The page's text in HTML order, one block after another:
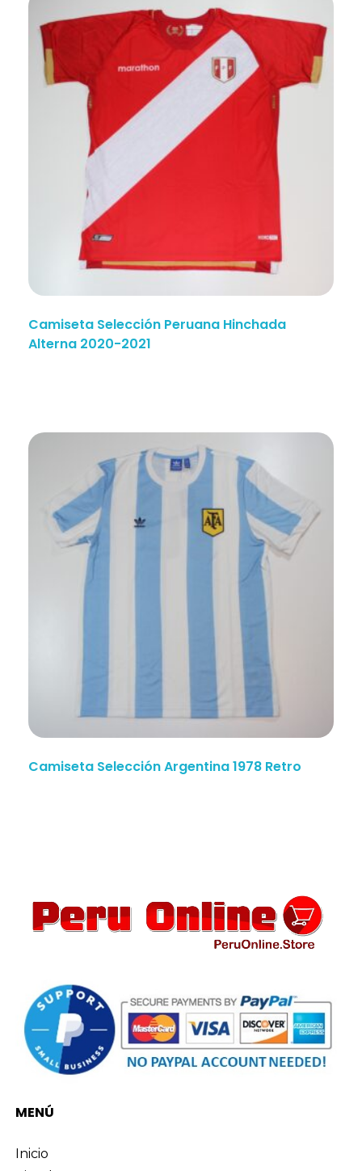
Camiseta Selección Peruana Hinchada
Alterna 2020-2021
Camiseta Selección Argentina 1978 Retro
MENÚ
Inicio